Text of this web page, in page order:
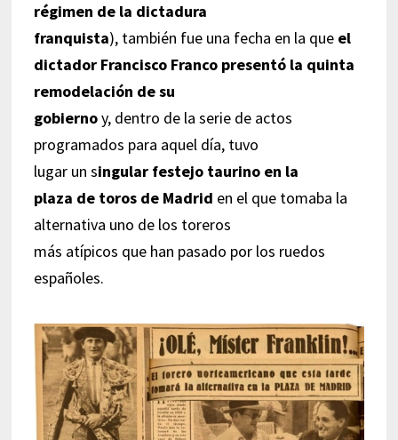
régimen de la dictadura
franquista), también fue una fecha en la que el
dictador Francisco Franco presentó la quinta
remodelación de su
gobiernoy, dentro de la serie de actos
programados para aquel día, tuvo
lugar un singular festejo taurino en la
plaza de toros de Madrid en el que tomaba la
alternativa uno de los toreros
más atípicos que han pasado por los ruedos
españoles.